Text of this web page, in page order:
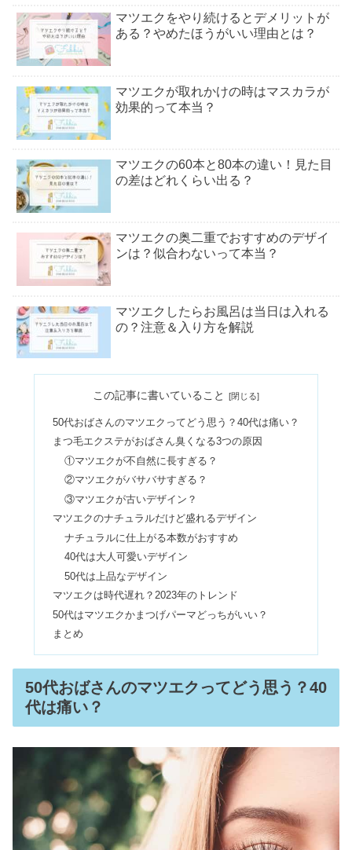
マツエクをやり続けるとデメリットが
ある？やめたほうがいい理由とは？
マツエクが取れかけの時はマスカラが
効果的って本当？
マツエクの60本と80本の違い！見た目
の差はどれくらい出る？
マツエクの奥二重でおすすめのデザイ
ンは？似合わないって本当？
マツエクしたらお風呂は当日は入れる
の？注意＆入り方を解説
の違い！画像で比較あり
マツエクをセルフで！ドンキで買える
人気のキットは？
マツエク『ミックス』の組み合わせ一
覧！おすすめのデザインは？
マツエクJカールとCカールの違い！自
分に合うのはどっち？
マツエク100本と120本！違いはどれく
らいある？【画像アリ】
ドラッグストアで買える！マツエクの
メイク落としおすすめ10選
マツエクの当日はメイクどこまでして
いい？ファンデ・アイプチはＯＫな
この記事に書いていること
50代おばさんのマツエクってどう思う？40代は痛い？
まつ毛エクステがおばさん臭くなる3つの原因
①マツエクが不自然に長すぎる？
②マツエクがバサバサすぎる？
③マツエクが古いデザイン？
マツエクのナチュラルだけど盛れるデザイン
ナチュラルに仕上がる本数がおすすめ
40代は大人可愛いデザイン
50代は上品なデザイン
マツエクは時代遅れ？2023年のトレンド
50代はマツエクかまつげパーマどっちがいい？
まとめ
50代おばさんのマツエクってどう思う？40
代は痛い？